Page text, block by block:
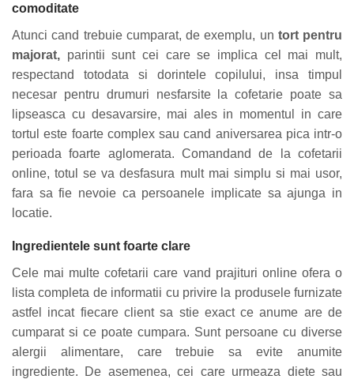
comoditate
Atunci cand trebuie cumparat, de exemplu, un tort pentru
majorat, parintii sunt cei care se implica cel mai mult,
respectand totodata si dorintele copilului, insa timpul
necesar pentru drumuri nesfarsite la cofetarie poate sa
lipseasca cu desavarsire, mai ales in momentul in care
tortul este foarte complex sau cand aniversarea pica intr-o
perioada foarte aglomerata. Comandand de la cofetarii
online, totul se va desfasura mult mai simplu si mai usor,
fara sa fie nevoie ca persoanele implicate sa ajunga in
locatie.
Ingredientele sunt foarte clare
Cele mai multe cofetarii care vand prajituri online ofera o
lista completa de informatii cu privire la produsele furnizate
astfel incat fiecare client sa stie exact ce anume are de
cumparat si ce poate cumpara. Sunt persoane cu diverse
alergii alimentare, care trebuie sa evite anumite
ingrediente. De asemenea, cei care urmeaza diete sau